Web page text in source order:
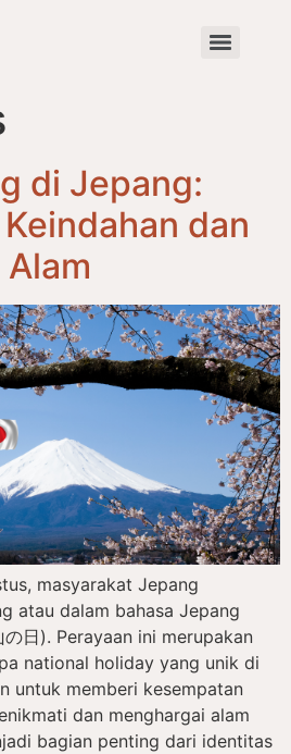
di Jepang:
dan
masyarakat Jepang
atau dalam bahasa Jepang
日). Perayaan ini merupakan
national holiday yang unik di
untuk memberi kesempatan
dan menghargai alam
bagian penting dari identitas